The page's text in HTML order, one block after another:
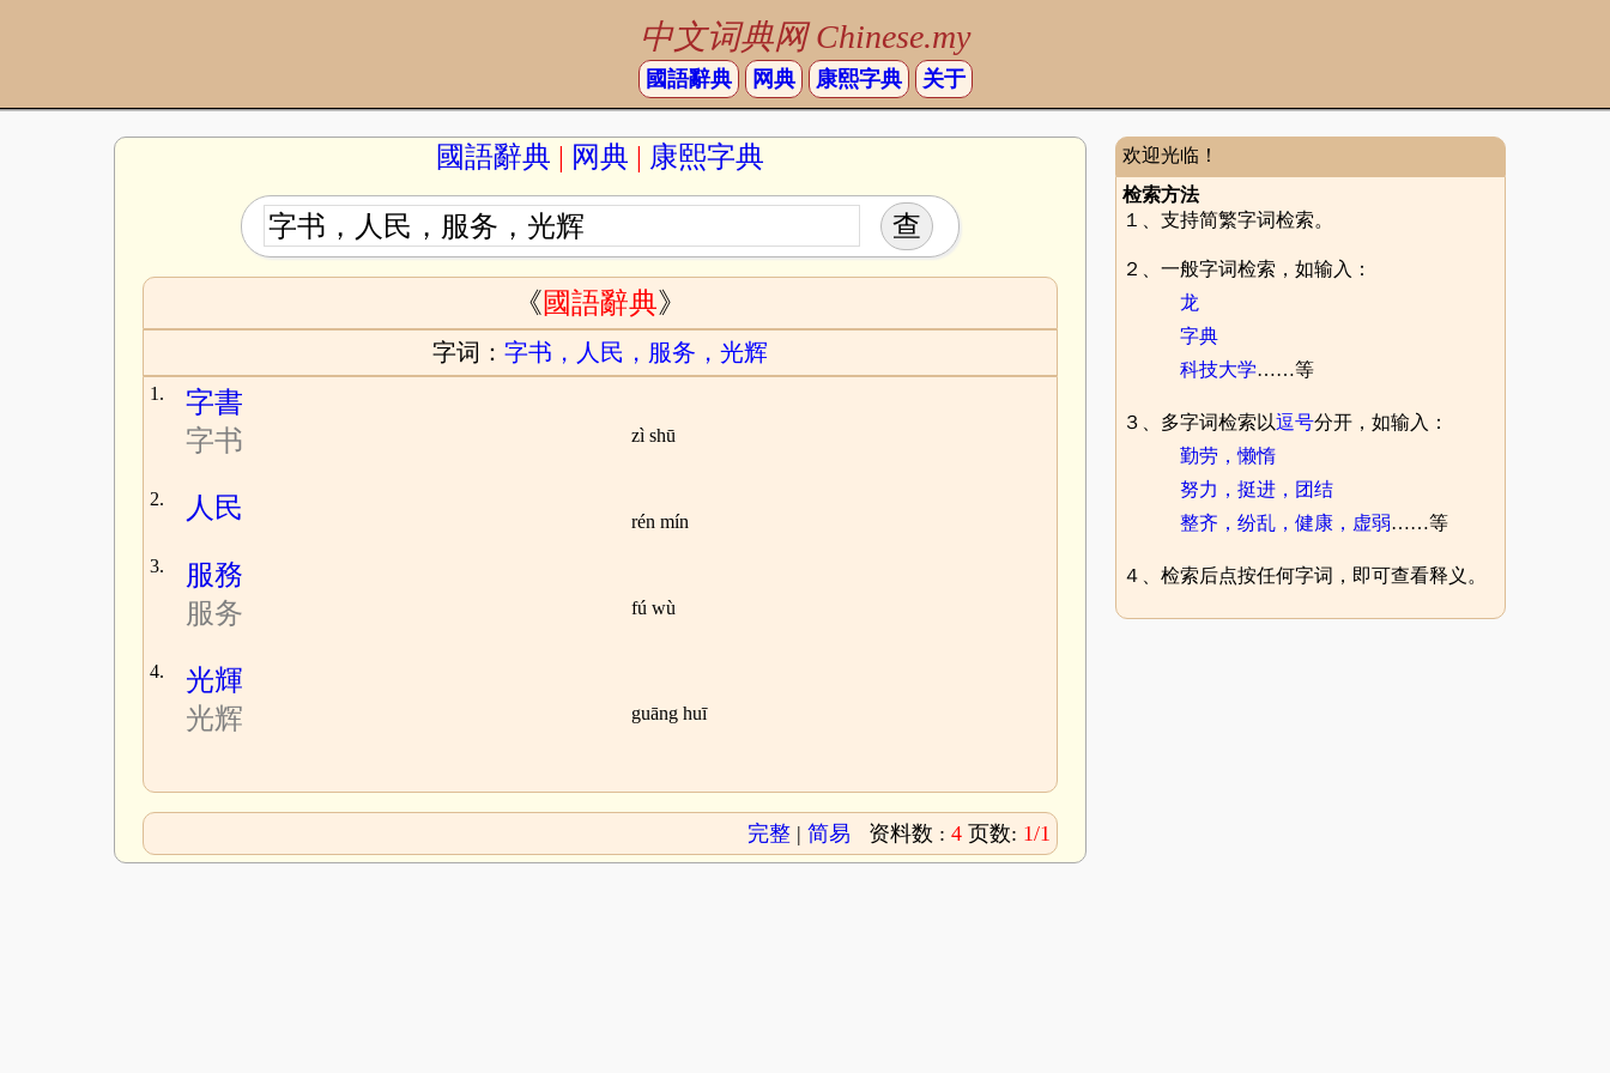
中文词典网 Chinese.my
國語辭典 网典 康熙字典 关于
國語辭典 | 网典 | 康熙字典
《國語辭典》
字词： 字书，人民，服务，光辉
1.
字書
字书
zì shū
2. 人民 rén mín
3.
服務
服务
fú wù
4.
光輝
光辉
guāng huī
完整 |简易 资料数 :4页数: 1/1
欢迎光临！
检索方法
１、支持简繁字词检索。
２、一般字词检索，如输入：
龙
字典
科技大学……等
３、多字词检索以逗号分开，如输入：
勤劳，懒惰
努力，挺进，团结
整齐，纷乱，健康，虚弱……等
４、检索后点按任何字词，即可查看释义。